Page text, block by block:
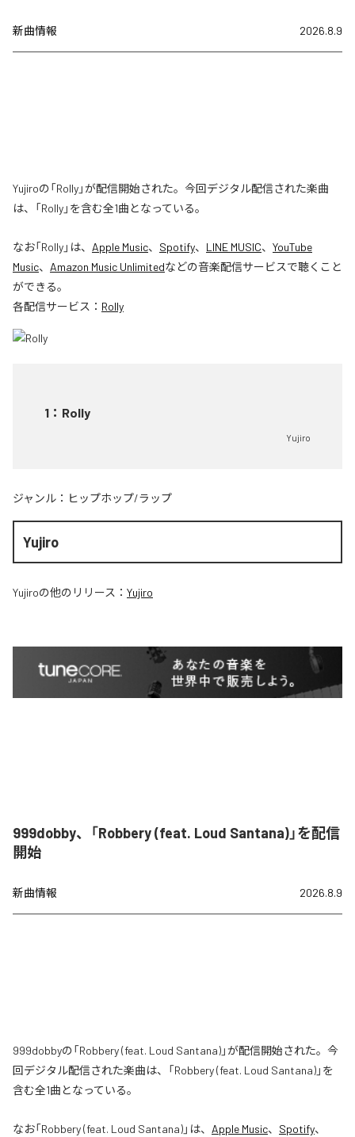
新曲情報 2026.8.9
Yujiroの「Rolly」が配信開始された。今回デジタル配信された楽曲
は、「Rolly」を含む全1曲となっている。
なお「Rolly」は、 Apple Music、 Spotify、 LINE MUSIC、 YouTube
Music、 Amazon Music Unlimitedなどの音楽配信サービスで聴くこと
ができる。
各配信サービス： Rolly
1 ： Rolly
Yujiro
ジャンル： ヒップホップ/ラップ
Yujiro
Yujiroの他のリリース： Yujiro
999dobby、「Robbery (feat. Loud Santana)」を配信
開始
新曲情報 2026.8.9
999dobbyの「Robbery (feat. Loud Santana)」が配信開始された。今
回デジタル配信された楽曲は、「Robbery (feat. Loud Santana)」を
含む全1曲となっている。
なお「Robbery (feat. Loud Santana)」は、 Apple Music、 Spotify、